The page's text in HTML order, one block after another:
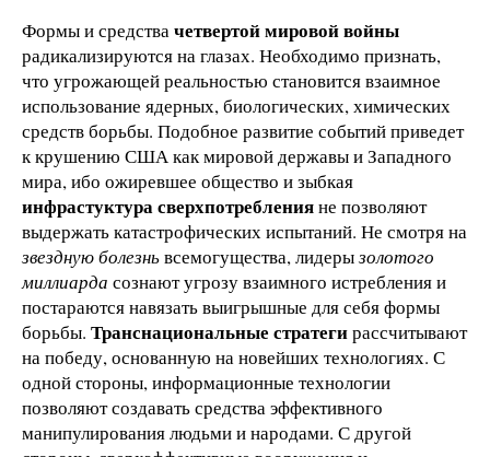
Формы и средства четвертой мировой войны
радикализируются на глазах. Необходимо признать,
что угрожающей реальностью становится взаимное
использование ядерных, биологических, химических
средств борьбы. Подобное развитие событий приведет
к крушению США как мировой державы и Западного
мира, ибо ожиревшее общество и зыбкая
инфрастуктура сверхпотребленияне позволяют
выдержать катастрофических испытаний. Не смотря на
звездную болезньвсемогущества, лидерызолотого
миллиарда сознают угрозу взаимного истребления и
постараются навязать выигрышные для себя формы
борьбы. Транснациональные стратегирассчитывают
на победу, основанную на новейших технологиях. С
одной стороны, информационные технологии
позволяют создавать средства эффективного
манипулирования людьми и народами. С другой